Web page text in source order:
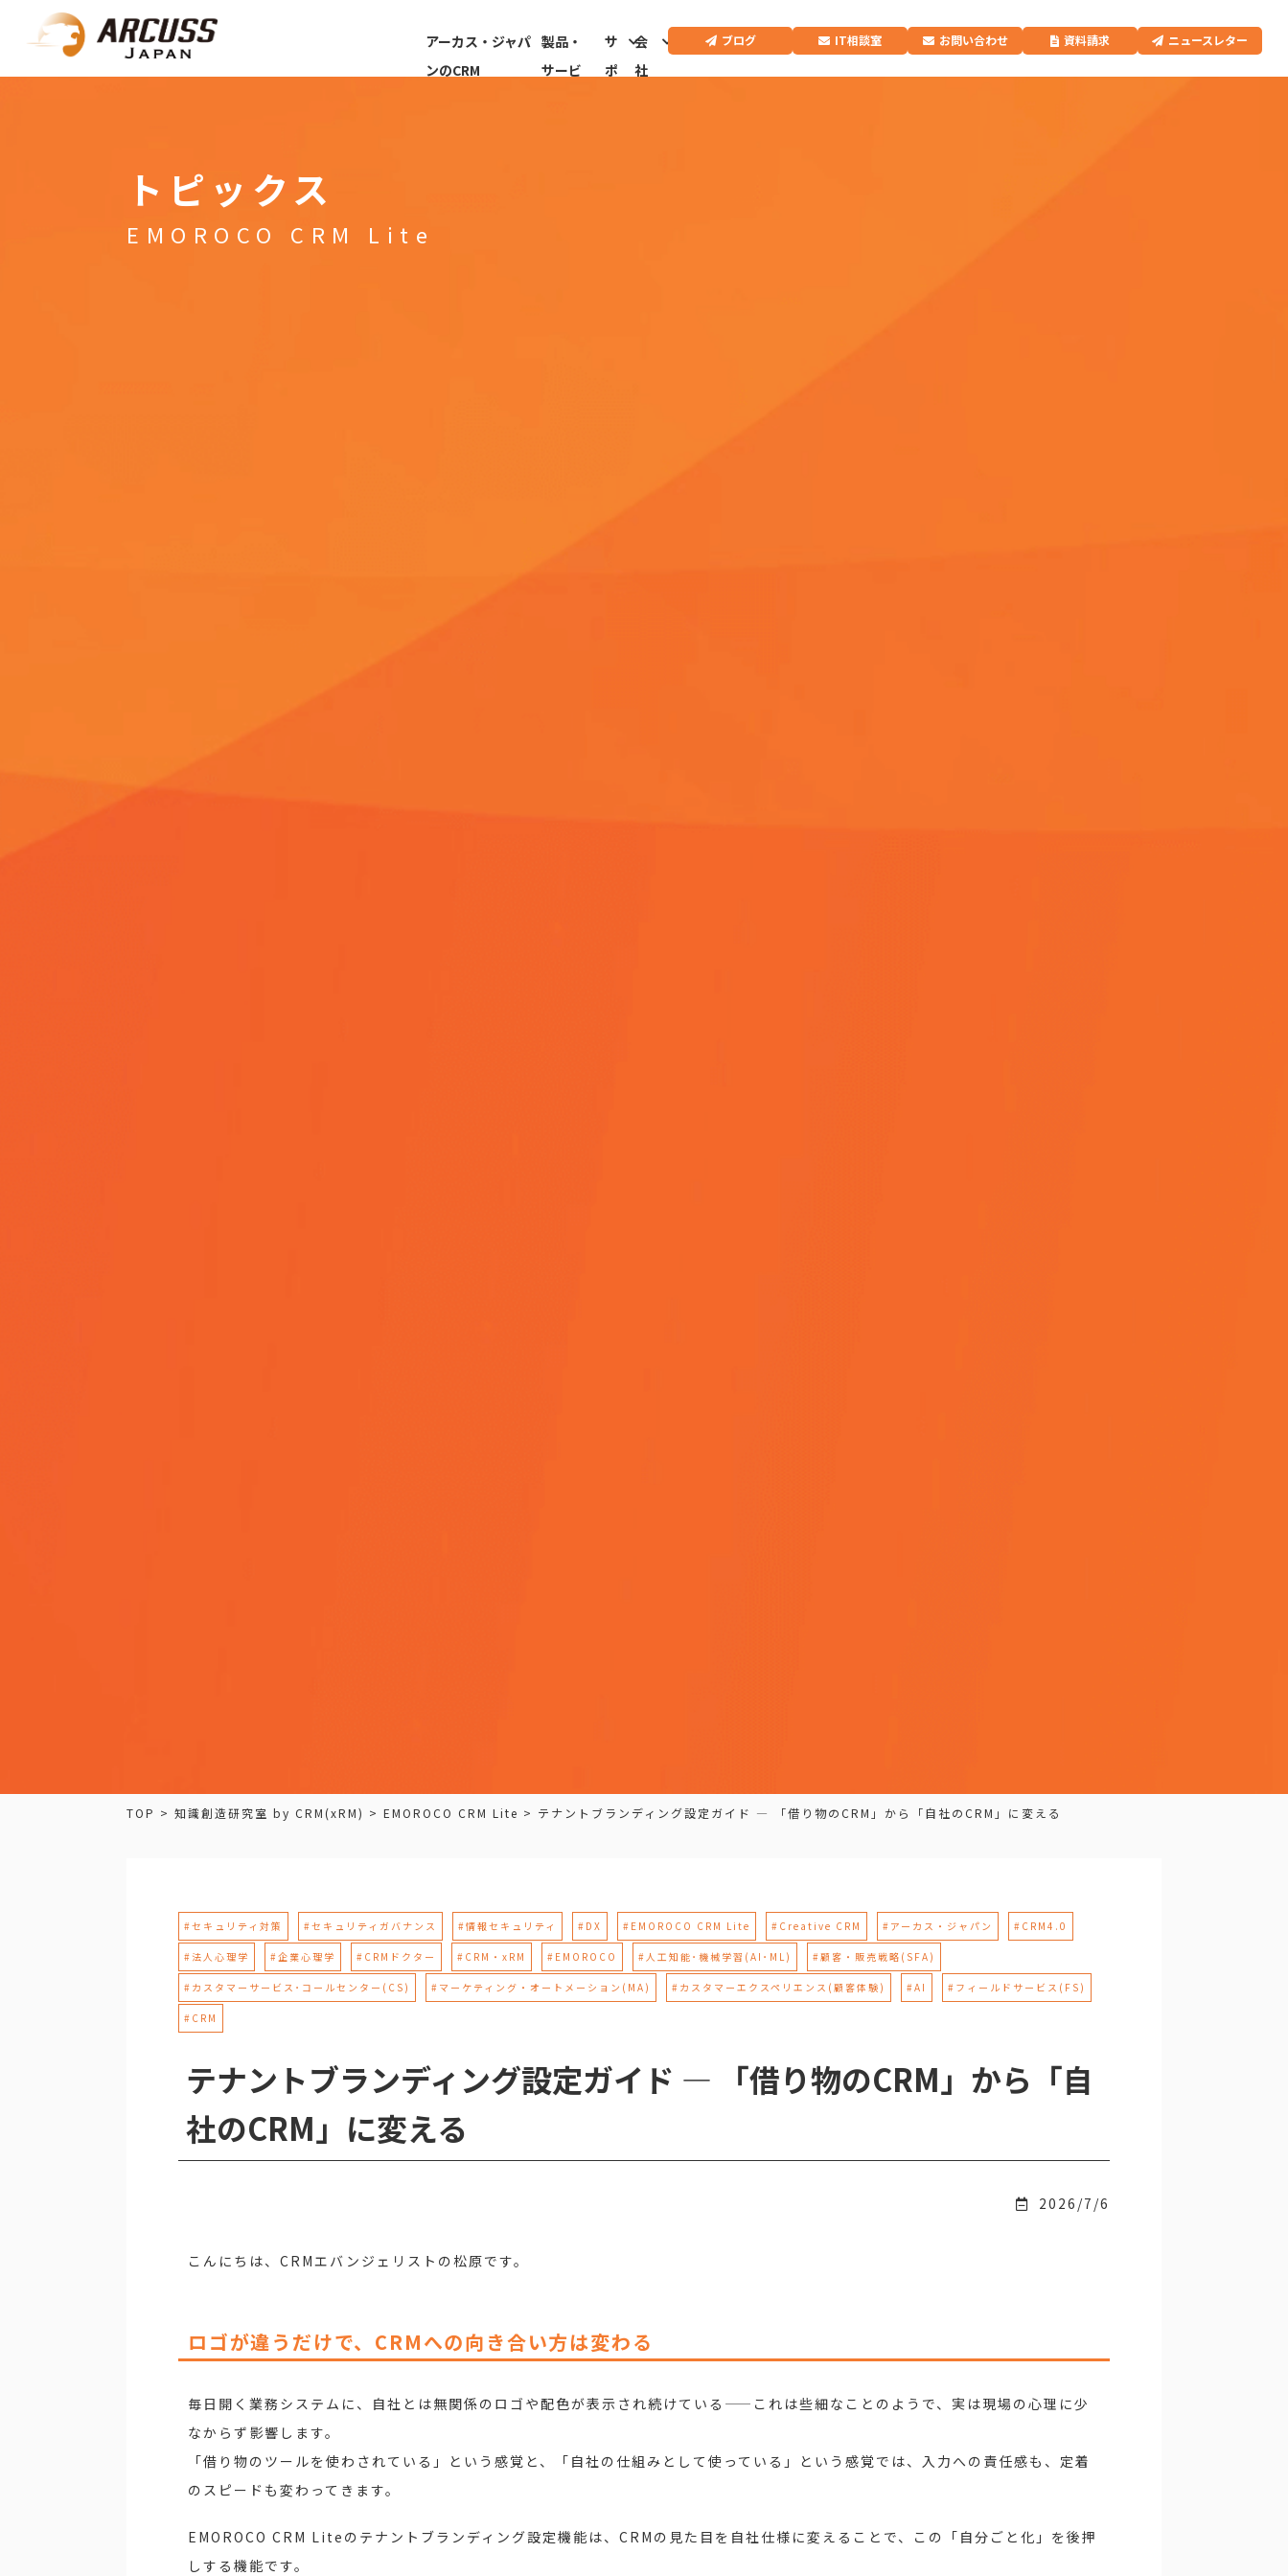
アーカス・ジャパ
ンのCRM
製品・
サービ
サ
ポ
会
社
ブログ IT相談室 お問い合わせ 資料請求 ニュースレター
トピックス
EMOROCO CRM Lite
TOP > 知識創造研究室 by CRM(xRM) > EMOROCO CRM Lite > テナントブランディング設定ガイド — 「借り物のCRM」から「自社のCRM」に変える
#セキュリティ対策 #セキュリティガバナンス #情報セキュリティ #DX #EMOROCO CRM Lite #Creative CRM #アーカス・ジャパン #CRM4.0
#法人心理学 #企業心理学 #CRMドクター #CRM・xRM #EMOROCO #人工知能･機械学習(AI･ML) #顧客・販売戦略(SFA)
#カスタマーサービス･コールセンター(CS) #マーケティング・オートメーション(MA) #カスタマーエクスペリエンス(顧客体験) #AI #フィールドサービス(FS)
#CRM
テナントブランディング設定ガイド — 「借り物のCRM」から「自
社のCRM」に変える
2026/7/6
こんにちは、CRMエバンジェリストの松原です。
ロゴが違うだけで、CRMへの向き合い方は変わる
毎日開く業務システムに、自社とは無関係のロゴや配色が表示され続けている——これは些細なことのようで、実は現場の心理に少
なからず影響します。
「借り物のツールを使わされている」という感覚と、「自社の仕組みとして使っている」という感覚では、入力への責任感も、定着
のスピードも変わってきます。
EMOROCO CRM Liteのテナントブランディング設定機能は、CRMの見た目を自社仕様に変えることで、この「自分ごと化」を後押
しする機能です。